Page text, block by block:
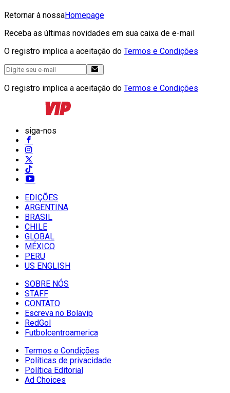
Retornar à nossaHomepage
Receba as últimas novidades em sua caixa de e-mail
O registro implica a aceitação do Termos e Condições
O registro implica a aceitação do Termos e Condições
siga-nos
EDIÇÕES
ARGENTINA
BRASIL
CHILE
GLOBAL
MÉXICO
PERU
US ENGLISH
SOBRE NÓS
STAFF
CONTATO
Escreva no Bolavip
RedGol
Futbolcentroamerica
Termos e Condições
Políticas de privacidade
Política Editorial
Ad Choices